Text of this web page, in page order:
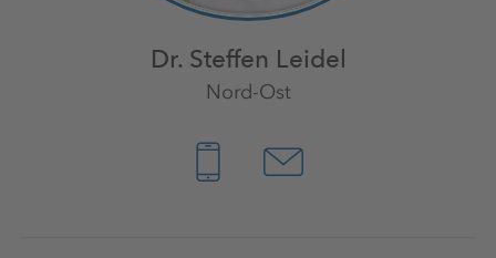
Dr. Steffen Leidel
Nord-Ost